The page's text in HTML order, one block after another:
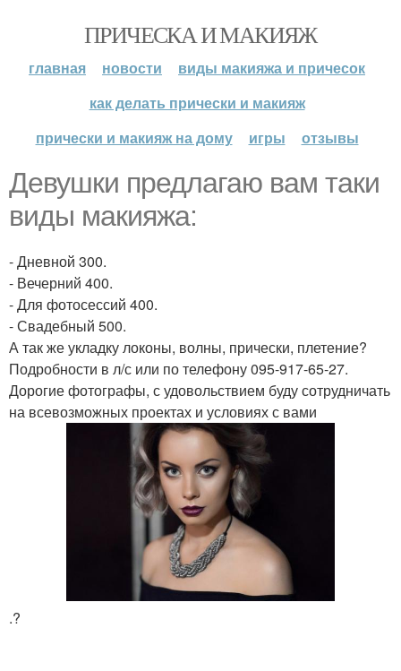
ПРИЧЕСКА И МАКИЯЖ
главная новости
виды макияжа и причесок
как делать прически и макияж
прически и макияж на дому
игры отзывы
Девушки предлагаю вам таки
виды макияжа:
- Дневной 300.
- Вечерний 400.
- Для фотосессий 400.
- Свадебный 500.
А так же укладку локоны, волны, прически, плетение?
Подробности в л/с или по телефону 095-917-65-27.
Дорогие фотографы, с удовольствием буду сотрудничать
на всевозможных проектах и условиях с вами
.?